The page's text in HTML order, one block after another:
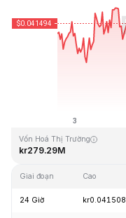
Vốn Hoá Thị Trường
kr279.29M
Giai đoạn Cao
24 Giờ kr0.041508